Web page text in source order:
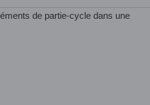
de partie-cycle dans une